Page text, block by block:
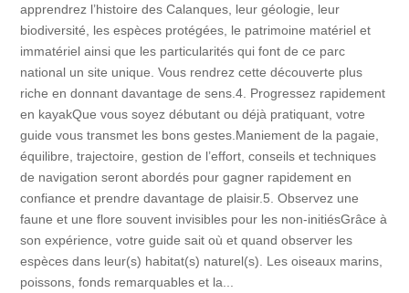
apprendrez l’histoire des Calanques, leur géologie, leur
biodiversité, les espèces protégées, le patrimoine matériel et
immatériel ainsi que les particularités qui font de ce parc
national un site unique. Vous rendrez cette découverte plus
riche en donnant davantage de sens.4. Progressez rapidement
en kayakQue vous soyez débutant ou déjà pratiquant, votre
guide vous transmet les bons gestes.Maniement de la pagaie,
équilibre, trajectoire, gestion de l’effort, conseils et techniques
de navigation seront abordés pour gagner rapidement en
confiance et prendre davantage de plaisir.5. Observez une
faune et une flore souvent invisibles pour les non-initiésGrâce à
son expérience, votre guide sait où et quand observer les
espèces dans leur(s) habitat(s) naturel(s). Les oiseaux marins,
poissons, fonds remarquables et la...